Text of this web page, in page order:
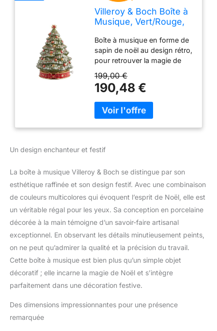
Villeroy & Boch Boîte à
Musique, Vert/Rouge,
Boîte à musique en forme de
sapin de noël au design rétro,
pour retrouver la magie de
classique mon beau sapin
pour une ambiance festive,
décorations en filigrane aux
couleurs de noël
Combinaison idéale avec les
collections toy's delight royal
convient aussi comme
spécial de noël Fabrication
haute qualité en porcelaine
particulièrement robuste,
idéal pour une utilisation
quotidienne, conseil
d'entretien : Nettoyer avec un
chiffon humide Contenu : 1x
villeroy et boch toy's delight
sapin de noël mit boîte à
musique (33 cm), matière :
Porcelaine, couleur : Vert
199,00 €
190,48 €
Un design enchanteur et festif
La boîte à musique Villeroy & Boch se distingue par son
esthétique raffinée et son design festif. Avec une combinaison
de couleurs multicolores qui évoquent l’esprit de Noël, elle est
un véritable régal pour les yeux. Sa conception en porcelaine
décorée à la main témoigne d’un savoir-faire artisanal
exceptionnel. En observant les détails minutieusement peints,
on ne peut qu’admirer la qualité et la précision du travail.
Cette boîte à musique est bien plus qu’un simple objet
décoratif ; elle incarne la magie de Noël et s’intègre
parfaitement dans une décoration festive.
Des dimensions impressionnantes pour une présence
remarquée